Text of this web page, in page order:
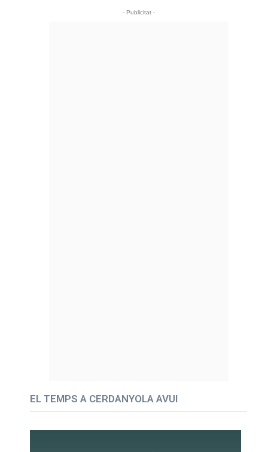
- Publicitat -
EL TEMPS A CERDANYOLA AVUI